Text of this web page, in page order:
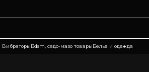
ВибраторыBdsm, садо-мазо товарыБелье и одежда